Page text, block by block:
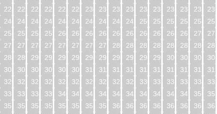
224
225 226 227 228 229 230 231 232 233 234 235 236 237 238
240
241 242 243 244 245 246 247 248 249 250 251 252 253 254
256
257 258 259 260 261 262 263 264 265 266 267 268 269 270
272
273 274 275 276 277 278 279 280 281 282 283 284 285 286
288
289 290 291 292 293 294 295 296 297 298 299 300 301 302
304
305 306 307 308 309 310 311 312 313 314 315 316 317 318
320
321 322 323 324 325 326 327 328 329 330 331 332 333 334
336
337 338 339 340 341 342 343 344 345 346 347 348 349 350
352
353 354 355 356 357 358 359 360 361 362 363 364 365 366